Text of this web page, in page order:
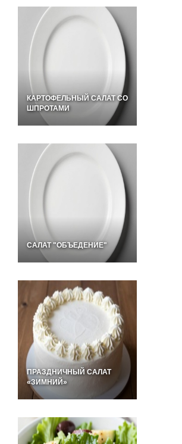
КАРТОФЕЛЬНЫЙ САЛАТ СО
ШПРОТАМИ
САЛАТ "ОБЪЕДЕНИЕ"
ПРАЗДНИЧНЫЙ САЛАТ
«ЗИМНИЙ»